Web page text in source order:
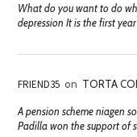
What do you want to do
depression It is the first
FRIEND35 on TORTA
A pension scheme niagen
Padilla won the support of